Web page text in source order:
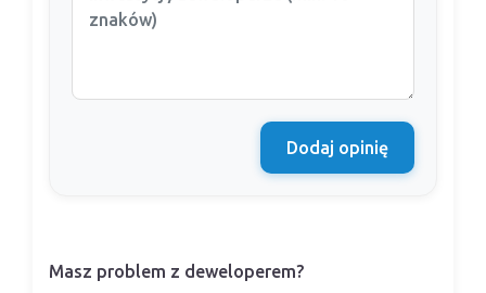
Dodaj opinię
Masz problem z deweloperem?